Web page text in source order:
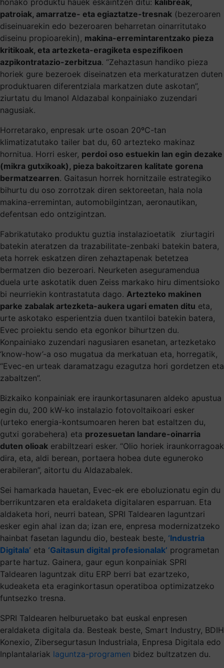
patroiak, amarratze- eta egiaztatze-tresnak (bezeroaren
diseinuarekin edo bezeroaren beharretan oinarritutako
diseinu propioarekin), makina-erremintarentzako pieza
kritikoak, eta artezketa-eragiketa espezifikoen
azpikontratazio-zerbitzua. “Zehaztasun handiko pieza
horiek gure bezeroek diseinatzen eta merkaturatzen duten
produktuaren diferentziala markatzen dute askotan”,
ziurtatu du Imanol Aldazabal konpainiako zuzendari
nagusiak.
Horretarako, enpresak urte osoan 20ºC-tan
klimatizatutako tailer bat du, 60 artezteko makinaz
hornitua. Horri esker, perdoi oso estuekin lan egin dezake
(mikra gutxikoak), pieza bakoitzaren kalitate gorena
bermatzearren. Gaitasun horrek hornitzaile estrategiko
bihurtu du oso zorrotzak diren sektoreetan, hala nola
makina-erremintan, automobilgintzan, aeronautikan,
defentsan edo ontzigintzan.
Fabrikatutako produktu guztia instalazioetatik ziurtagiri
batekin ateratzen da trazabilitate-zenbaki batekin batera,
eta horrek eskatzen diren zehaztapenak betetzea
bermatzen dio bezeroari. Neurketen aseguramendua
duela urte askotatik duen Zeiss markako hiru dimentsioko
bi neurriekin kontrastatuta dago. Artezteko makinen
parke zabalak artezketa-aukera ugari ematen ditu eta,
urte askotako esperientzia duen txantiloi batekin batera,
Evec proiektu sendo eta egonkor bihurtzen du.
Konpainiako zuzendari nagusiaren esanetan, artezketako
‘know-how’-a oso mugatua da merkatuan eta, horregatik,
“Evec-en urteak daramatzagu ezagutza hori gordetzen eta
zabaltzen”.
Bizkaiko konpainiak ere iraunkortasunaren aldeko apustua
egin du, 200 kW-ko instalazio fotovoltaikoari esker
(urteko energia-kontsumoaren heren bat estaltzen du,
gutxi gorabehera) eta prozesuetan landare-oinarria
duten olioak erabiltzeari esker. “Olio horiek iraunkorragoak
dira, eta, aldi berean, portaera hobea dute eguneroko
erabileran”, aitortu du Aldazabalek.
Sei hamarkada hauetan, Evec-ek ere eboluzionatu egin du
berrikuntzaren eta eraldaketa digitalaren esparruan. Eta
aldaketa hori, neurri batean, SPRI Taldearen laguntzari
esker egin ahal izan da; izan ere, enpresa modernizatzeko
hainbat fasetan lagundu dio, besteak beste, ‘Industria
Digitala’ eta ‘Gaitasun digital profesionalak’ programetan
parte hartuz. Gainera, gaur egun konpainiak SPRI
Taldearen laguntzak ditu ERP berri bat ezartzeko,
kudeaketa eta eraginkortasun operatiboa optimizatzeko
funtsezko tresna.
SPRI Taldearen helburuetako bat euskal enpresen
eraldaketa digitala da. Besteak beste, Smart Industry, BDIH
Konexio, Zibersegurtasun Industriala, Enpresa Digitala edo
Inplantalariak laguntza-programen bidez bultzatzen du.